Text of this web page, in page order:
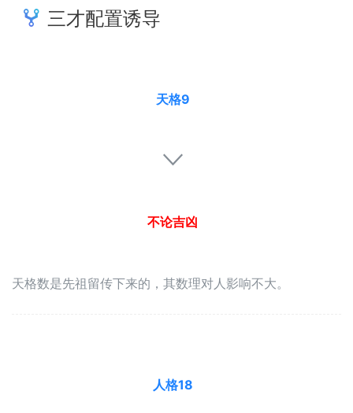
三才配置诱导
天格9
不论吉凶
天格数是先祖留传下来的，其数理对人影响不大。
人格18